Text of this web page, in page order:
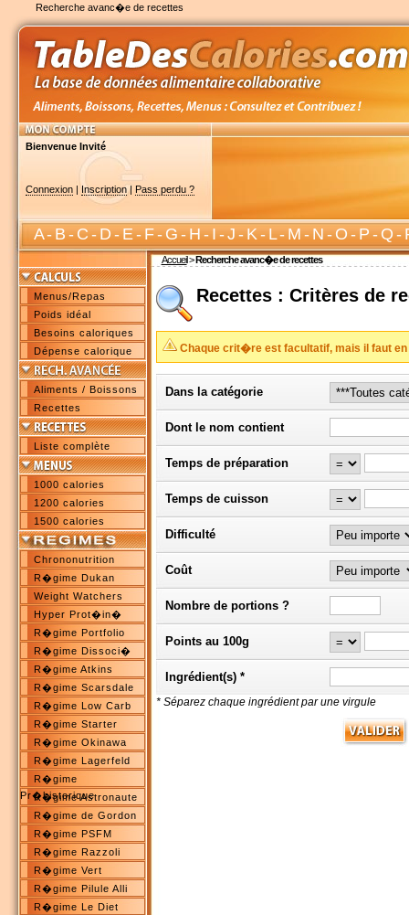
Recherche avanc�e de recettes
Bienvenue Invité
Connexion| Inscription| Pass perdu ?
A-B-C-D-E-F-G-H-I-J-K-L-M-N-O-P-Q-
Accueil>Recherche avanc�e de recettes
Menus/Repas
Poids idéal
Besoins caloriques
Dépense calorique
Aliments / Boissons
Recettes
Liste complète
1000 calories
1200 calories
1500 calories
Chrononutrition
R�gime Dukan
Weight Watchers
Hyper Prot�in�
R�gime Portfolio
R�gime Dissoci�
R�gime Atkins
R�gime Scarsdale
R�gime Low Carb
R�gime Starter
R�gime Okinawa
R�gime Lagerfeld
R�gime
Pr�historique
R�gime Astronaute
R�gime de Gordon
R�gime PSFM
R�gime Razzoli
R�gime Vert
R�gime Pilule Alli
R�gime Le Diet
Recettes : Critères de
Chaque crit�re est facultatif, mais il faut en
Dans la catégorie
Dont le nom contient
Temps de préparation
Temps de cuisson
Difficulté
Coût
Nombre de portions ?
Points au 100g
Ingrédient(s) *
* Séparez chaque ingrédient par une virgule